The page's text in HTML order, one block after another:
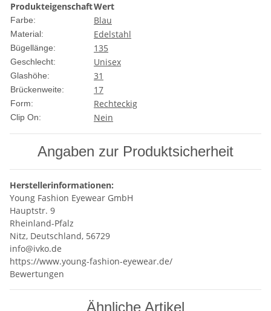
ProdukteigenschaftWert
Farbe: Blau
Material: Edelstahl
Bügellänge: 135
Geschlecht: Unisex
Glashöhe: 31
Brückenweite: 17
Form: Rechteckig
Clip On: Nein
Angaben zur Produktsicherheit
Herstellerinformationen:
Young Fashion Eyewear GmbH
Hauptstr. 9
Rheinland-Pfalz
Nitz, Deutschland, 56729
info@ivko.de
https://www.young-fashion-eyewear.de/
Bewertungen
Ähnliche Artikel